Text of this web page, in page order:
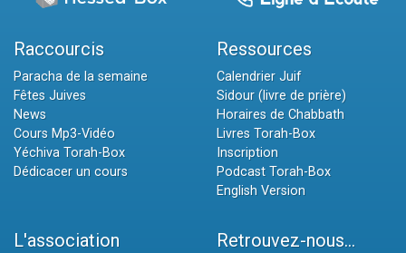
Raccourcis
Paracha de la semaine
Fêtes Juives
News
Cours Mp3-Vidéo
Yéchiva Torah-Box
Dédicacer un cours
Ressources
Calendrier Juif
Sidour (livre de prière)
Horaires de Chabbath
Livres Torah-Box
Inscription
Podcast Torah-Box
English Version
L'association Retrouvez-nous...